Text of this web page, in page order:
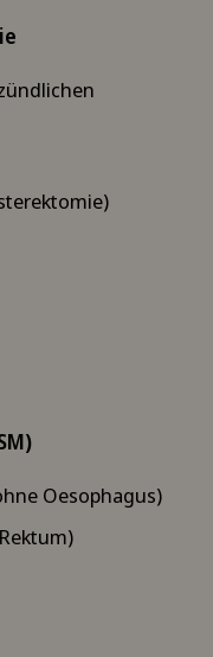
Oesophagus)